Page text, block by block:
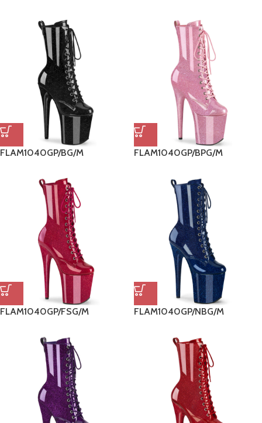
FLAM1040GP/BG/M FLAM1040GP/BPG/M
FLAM1040GP/FSG/M FLAM1040GP/NBG/M